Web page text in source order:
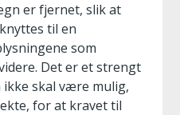
er fjernet, slik at
til en
som
Det er et strengt
skal være mulig,
for at kravet til